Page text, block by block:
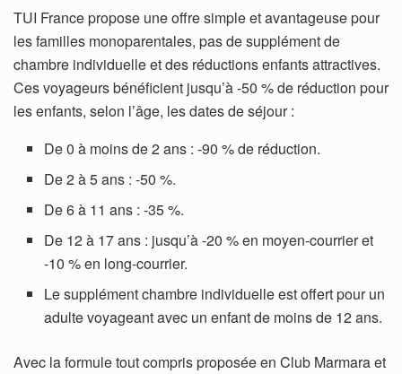
TUI France propose une offre simple et avantageuse pour
les familles monoparentales, pas de supplément de
chambre individuelle et des réductions enfants attractives.
Ces voyageurs bénéficient jusqu’à -50 % de réduction pour
les enfants, selon l’âge, les dates de séjour :
De 0 à moins de 2 ans : -90 % de réduction.
De 2 à 5 ans : -50 %.
De 6 à 11 ans : -35 %.
De 12 à 17 ans : jusqu’à -20 % en moyen-courrier et
-10 % en long-courrier.
Le supplément chambre individuelle est offert pour un
adulte voyageant avec un enfant de moins de 12 ans.
Avec la formule tout compris proposée en Club Marmara et